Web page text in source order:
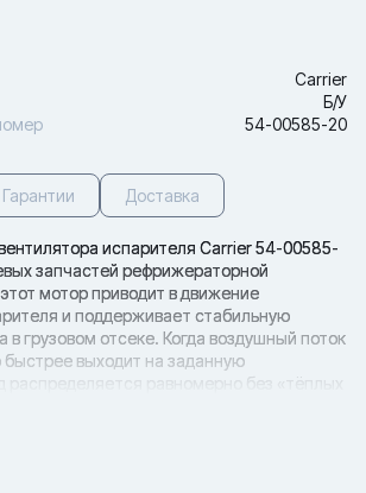
Carrier
Б/У
54-00585-20
Гарантии Доставка
испарителя Carrier 54-00585-
запчастей рефрижераторной
мотор приводит в движение
и поддерживает стабильную
в грузовом отсеке. Когда воздушный поток
быстрее выходит на заданную
распределяется равномерно без «тёплых
меняется: увеличивается время выхода на